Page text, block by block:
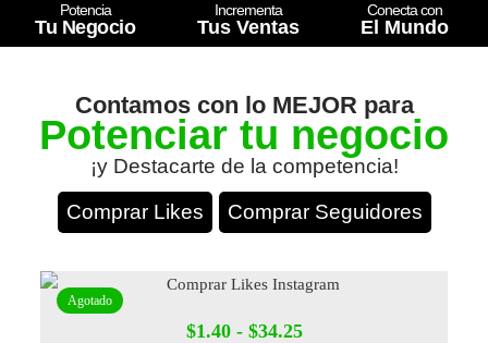
Potencia
Tu Negocio
Incrementa
Tus Ventas
Conecta con
El Mundo
Contamos con lo MEJOR para
Potenciar tu negocio
¡y Destacarte de la competencia!
Comprar Likes
Comprar Seguidores
Agotado
$1.40 - $34.25